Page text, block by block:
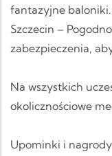
fantazyjne
Szczecin –
zabezpieczenia,
Na wszystkich
okolicznościowe
Upominki i